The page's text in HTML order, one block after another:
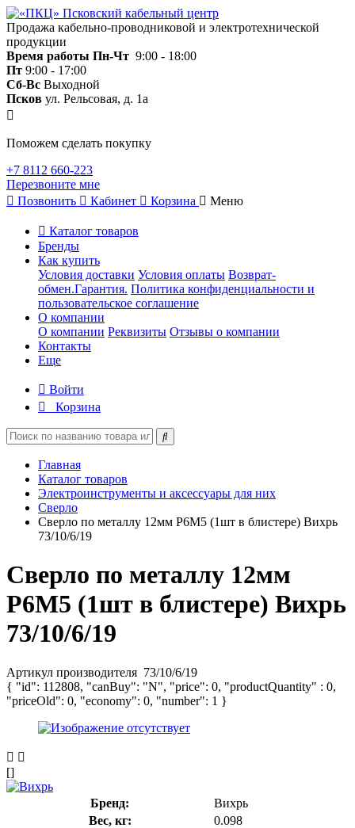
Продажа кабельно-проводниковой и электротехнической
продукции
Время работы Пн-Чт 9:00 - 18:00
Пт 9:00 - 17:00
Сб-Вс Выходной
Псков ул. Рельсовая, д. 1а
Поможем сделать покупку
+7 8112 660-223
Перезвоните мне
Позвонить
Кабинет Корзина Меню
Каталог товаров
Бренды
Как купить
Условия доставки Условия оплаты Возврат-
обмен.Гарантия. Политика конфиденциальности и
пользовательское соглашение
О компании
О компании Реквизиты Отзывы о компании
Контакты
Еще
Войти
Корзина
Главная
Каталог товаров
Электроинструменты и аксессуары для них
Сверло
Сверло по металлу 12мм P6M5 (1шт в блистере) Вихрь
73/10/6/19
Сверло по металлу 12мм
P6M5 (1шт в блистере) Вихрь
73/10/6/19
Артикул производителя 73/10/6/19
{ "id": 112808, "canBuy": "N", "price": 0, "productQuantity" : 0,
"priceOld": 0, "economy": 0, "number": 1 }
[]
Бренд:
Вихрь
Вес, кг:
0.098